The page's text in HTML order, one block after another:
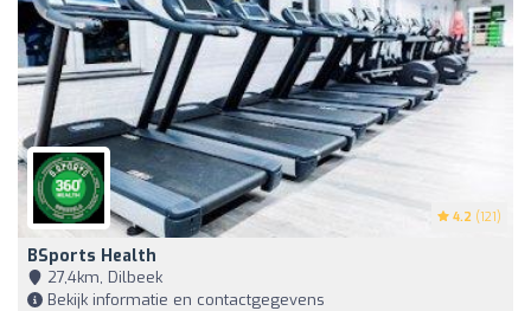
4.2 (121)
BSports Health
27,4km, Dilbeek
Bekijk informatie en contactgegevens